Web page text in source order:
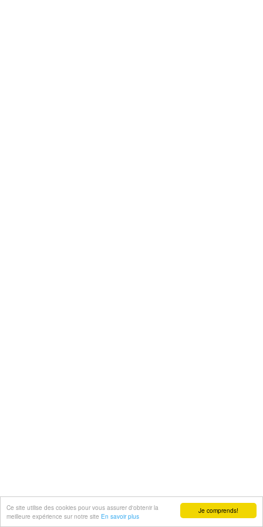
Je comprends!
Ce site utilise des cookies pour vous assurer d'obtenir la
meilleure expérience sur notre site En savoir plus